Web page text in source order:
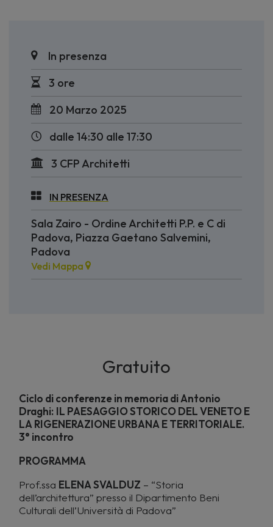
In presenza
3 ore
20 Marzo 2025
dalle 14:30 alle 17:30
3 CFP Architetti
IN PRESENZA
Sala Zairo - Ordine Architetti P.P. e C di
Padova, Piazza Gaetano Salvemini,
Padova
Vedi Mappa
Gratuito
Ciclo di conferenze in memoria di Antonio
Draghi: IL PAESAGGIO STORICO DEL VENETO E
LA RIGENERAZIONE URBANA E TERRITORIALE.
3° incontro
PROGRAMMA
Prof.ssa ELENA SVALDUZ – “Storia
dell’architettura” presso il Dipartimento Beni
Culturali dell’Università di Padova”